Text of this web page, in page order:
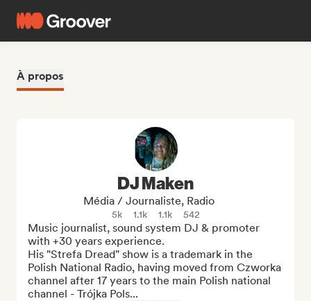
À propos
DJ Maken
Média / Journaliste, Radio
5k 1.1k 1.1k 542
Music journalist, sound system DJ & promoter
with +30 years experience.
His "Strefa Dread" show is a trademark in the
Polish National Radio, having moved from Czworka
channel after 17 years to the main Polish national
channel - Trójka Pols...